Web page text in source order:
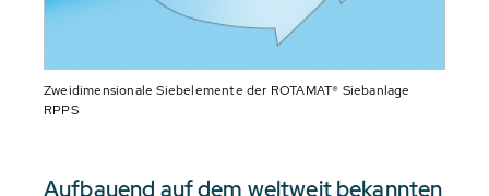
Zweidimensionale Siebelemente der ROTAMAT® Siebanlage
RPPS
Aufbauend auf dem weltweit bekannten